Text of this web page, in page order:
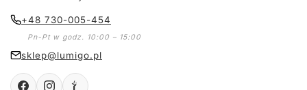
+48 730-005-454
Pn-Pt w godz. 10:00 – 15:00
sklep@lumigo.pl